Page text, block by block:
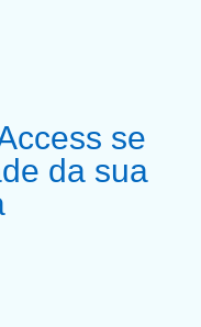
se
da sua